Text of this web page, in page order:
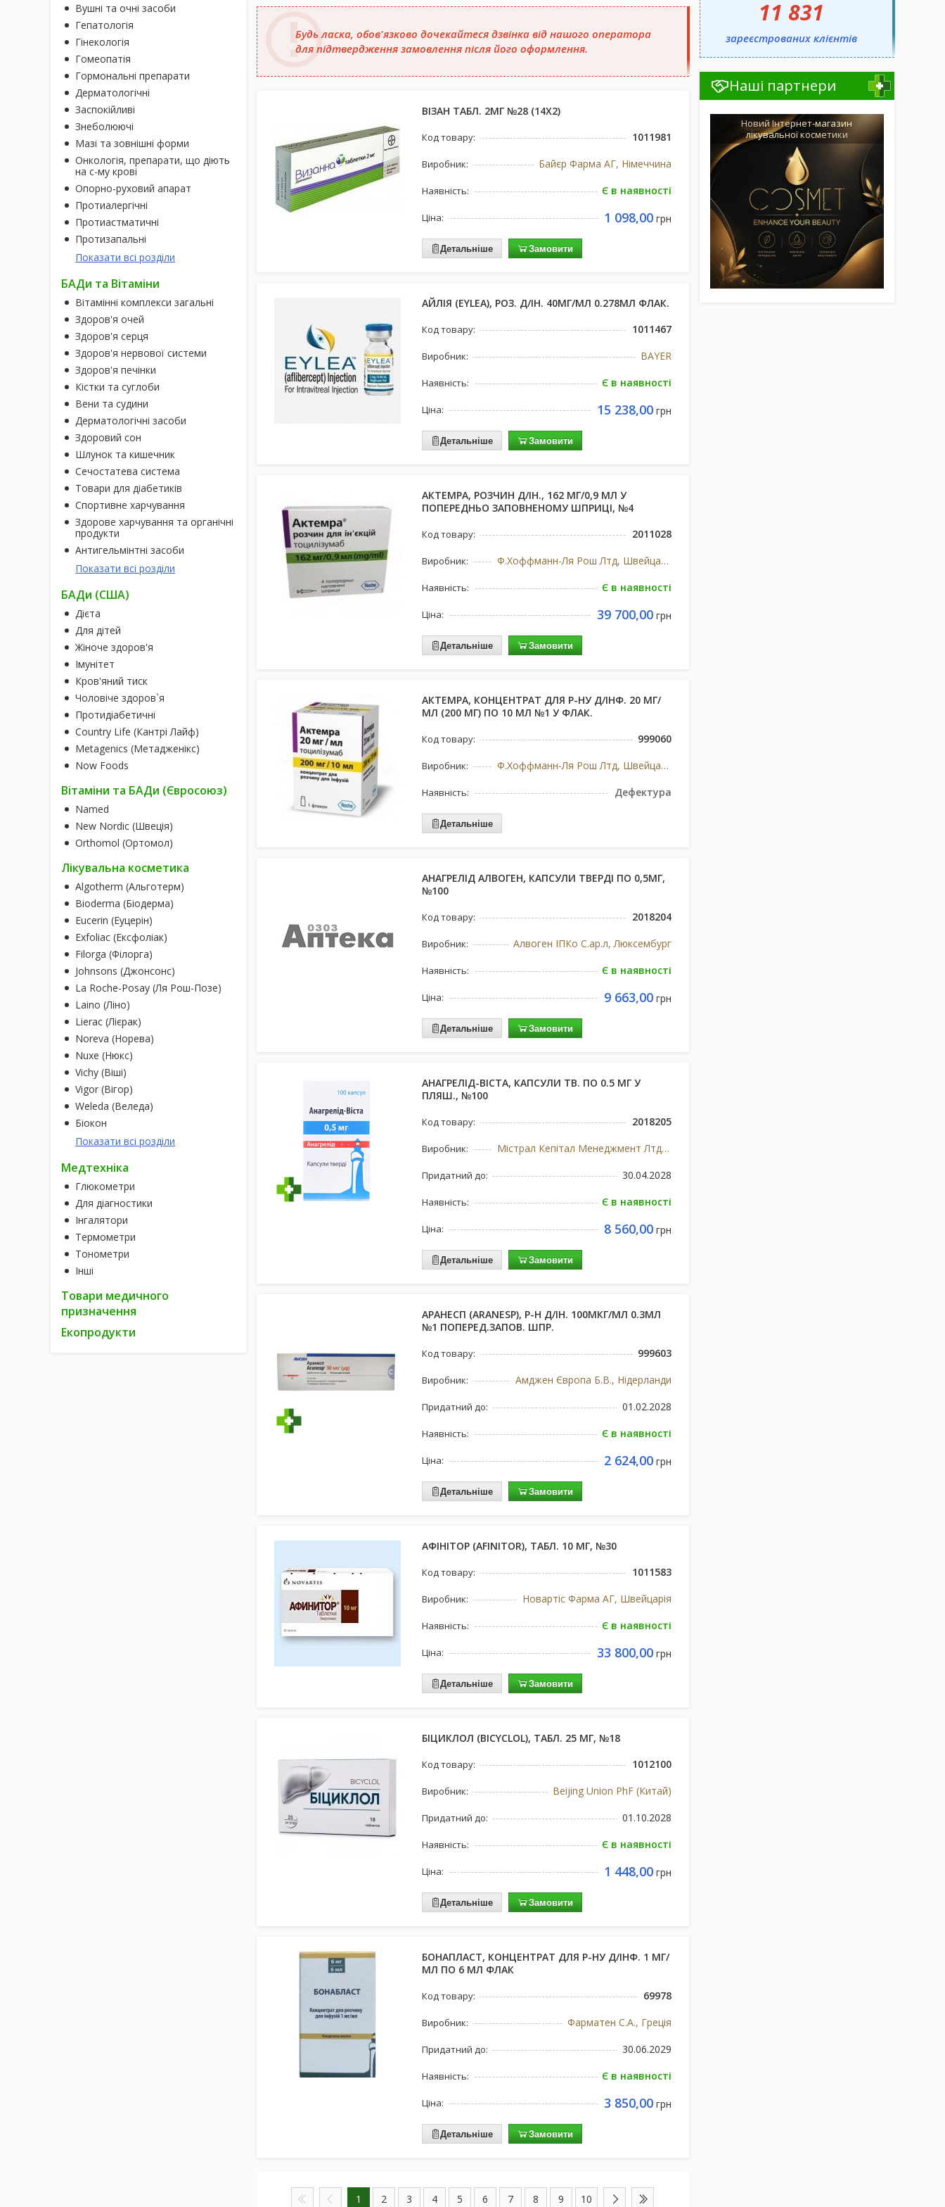
Вушні та очні засоби
Гепатологія
Гінекологія
Гомеопатія
Гормональні препарати
Дерматологічні
Заспокійливі
Знеболюючі
Мазі та зовнішні форми
Онкологія, препарати, що діють
на с-му крові
Опорно-руховий апарат
Протиалергічні
Протиастматичні
Протизапальні
Показати всі розділи
БАДи та Вітаміни
Вітамінні комплекси загальні
Здоров'я очей
Здоров'я серця
Здоров'я нервової системи
Здоров'я печінки
Кістки та суглоби
Вени та судини
Дерматологічні засоби
Здоровий сон
Шлунок та кишечник
Сечостатева система
Товари для діабетиків
Спортивне харчування
Здорове харчування та органічні
продукти
Антигельмінтні засоби
Показати всі розділи
БАДи (США)
Дієта
Для дітей
Жіноче здоров'я
Імунітет
Кров'яний тиск
Чоловіче здоров`я
Протидіабетичні
Country Life (Кантрі Лайф)
Metagenics (Метадженікс)
Now Foods
Вітаміни та БАДи (Євросоюз)
Named
New Nordic (Швеція)
Orthomol (Ортомол)
Лікувальна косметика
Algotherm (Альготерм)
Bioderma (Біодерма)
Eucerin (Еуцерін)
Exfoliac (Ексфоліак)
Filorga (Філорга)
Johnsons (Джонсонс)
La Roche-Posay (Ля Рош-Позе)
Laino (Ліно)
Lierac (Лієрак)
Noreva (Норева)
Nuxe (Нюкс)
Vichy (Віші)
Vigor (Вігор)
Weleda (Веледа)
Біокон
Показати всі розділи
Медтехніка
Глюкометри
Для діагностики
Інгалятори
Термометри
Тонометри
Інші
Товари медичного
призначення
Екопродукти
Будь ласка, обов'язково дочекайтеся дзвінка від нашого оператора
для підтвердження замовлення після його оформлення.
ВІЗАН ТАБЛ. 2МГ №28 (14Х2)
Код товару: 1011981
Виробник: Байєр Фарма АГ, Німеччина
Наявність: Є в наявності
Ціна: 1 098,00грн
Детальніше Замовити
АЙЛІЯ (EYLEA), РОЗ. Д/ІН. 40МГ/МЛ 0.278МЛ ФЛАК.
Код товару: 1011467
Виробник: BAYER
Наявність: Є в наявності
Ціна: 15 238,00грн
Детальніше Замовити
АКТЕМРА, РОЗЧИН Д/ІН., 162 МГ/0,9 МЛ У
ПОПЕРЕДНЬО ЗАПОВНЕНОМУ ШПРИЦІ, №4
Код товару: 2011028
Виробник: Ф.Хоффманн-Ля Рош Лтд, Швейцарія
Наявність: Є в наявності
Ціна: 39 700,00грн
Детальніше Замовити
АКТЕМРА, КОНЦЕНТРАТ ДЛЯ Р-НУ Д/ІНФ. 20 МГ/
МЛ (200 МГ) ПО 10 МЛ №1 У ФЛАК.
Код товару: 999060
Виробник: Ф.Хоффманн-Ля Рош Лтд, Швейцарія
Наявність: Дефектура
Детальніше
АНАГРЕЛІД АЛВОГЕН, КАПСУЛИ ТВЕРДІ ПО 0,5МГ,
№100
Код товару: 2018204
Виробник: Алвоген ІПКо С.ар.л, Люксембург
Наявність: Є в наявності
Ціна: 9 663,00грн
Детальніше Замовити
АНАГРЕЛІД-ВІСТА, КАПСУЛИ ТВ. ПО 0.5 МГ У
ПЛЯШ., №100
Код товару: 2018205
Виробник: Містрал Кепітал Менеджмент Лтд, Великобританія
Придатний до: 30.04.2028
Наявність: Є в наявності
Ціна: 8 560,00грн
Детальніше Замовити
АРАНЕСП (ARANESP), Р-Н Д/ІН. 100МКГ/МЛ 0.3МЛ
№1 ПОПЕРЕД.ЗАПОВ. ШПР.
Код товару: 999603
Виробник: Амджен Європа Б.В., Нідерланди
Придатний до: 01.02.2028
Наявність: Є в наявності
Ціна: 2 624,00грн
Детальніше Замовити
АФІНІТОР (AFINITOR), ТАБЛ. 10 МГ, №30
Код товару: 1011583
Виробник: Новартіс Фарма АГ, Швейцарія
Наявність: Є в наявності
Ціна: 33 800,00грн
Детальніше Замовити
БІЦИКЛОЛ (BICYCLOL), ТАБЛ. 25 МГ, №18
Код товару: 1012100
Виробник: Beijing Union PhF (Китай)
Придатний до: 01.10.2028
Наявність: Є в наявності
Ціна: 1 448,00грн
Детальніше Замовити
БОНАПЛАСТ, КОНЦЕНТРАТ ДЛЯ Р-НУ Д/ІНФ. 1 МГ/
МЛ ПО 6 МЛ ФЛАК
Код товару: 69978
Виробник: Фарматен С.А., Греція
Придатний до: 30.06.2029
Наявність: Є в наявності
Ціна: 3 850,00грн
Детальніше Замовити
1 2 3 4 5 6 7 8 9 10
11 831
зареєстрованих клієнтів
Наші партнери
Новий Інтернет-магазин
лікувальної косметики